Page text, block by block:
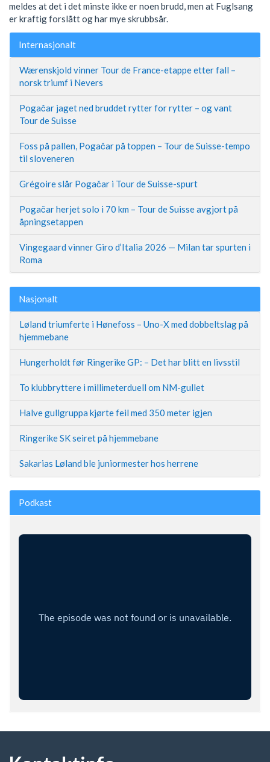
meldes at det i det minste ikke er noen brudd, men at Fuglsang
er kraftig forslått og har mye skrubbsår.
Internasjonalt
Wærenskjold vinner Tour de France-etappe etter fall –
norsk triumf i Nevers
Pogačar jaget ned bruddet rytter for rytter – og vant
Tour de Suisse
Foss på pallen, Pogačar på toppen – Tour de Suisse-tempo
til sloveneren
Grégoire slår Pogačar i Tour de Suisse-spurt
Pogačar herjet solo i 70 km – Tour de Suisse avgjort på
åpningsetappen
Vingegaard vinner Giro d’Italia 2026 — Milan tar spurten i
Roma
Nasjonalt
Løland triumferte i Hønefoss – Uno-X med dobbeltslag på
hjemmebane
Hungerholdt før Ringerike GP: – Det har blitt en livsstil
To klubbryttere i millimeterduell om NM-gullet
Halve gullgruppa kjørte feil med 350 meter igjen
Ringerike SK seiret på hjemmebane
Sakarias Løland ble juniormester hos herrene
Podkast